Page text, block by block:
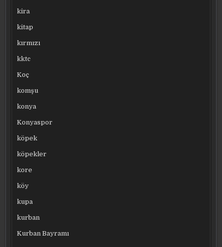
kira
kitap
kırmızı
kktc
Koç
komşu
konya
Konyaspor
köpek
köpekler
kore
köy
kupa
kurban
Kurban Bayramı